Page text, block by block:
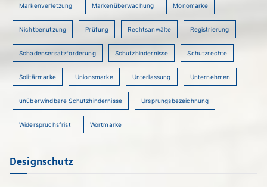
Markenverletzung Markenüberwachung Monomarke
Nichtbenutzung Prüfung Rechtsanwälte Registrierung
Schadensersatzforderung Schutzhindernisse Schutzrechte
Solitärmarke Unionsmarke Unterlassung Unternehmen
unüberwindbare Schutzhindernisse Ursprungsbezeichnung
Widerspruchsfrist Wortmarke
Designschutz